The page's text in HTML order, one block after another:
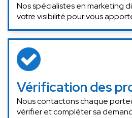
Nos spécialistes en marketing
votre visibilité pour vous
Vérification des
Nous contactons chaque
vérifier et compléter sa